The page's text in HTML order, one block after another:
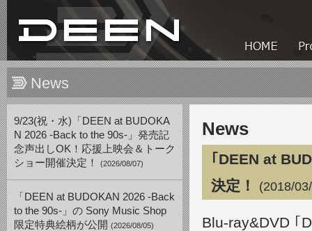
News
9/23(祝・水)「DEEN at BUDOKA
N 2026 -Back to the 90s-」発売記
念声出しOK！応援上映会＆トーク
ショー開催決定！
(2026/08/07)
「DEEN at BUDOKAN 2026 -Back
to the 90s-」の Sony Music Shop
限定特典絵柄が公開 (2026/08/05)
News
｢DEEN at
決定！
(2018/
Blu-ray&DVD ｢